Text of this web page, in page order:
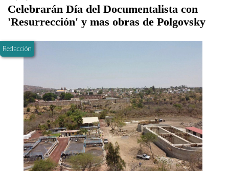
Celebrarán Día del Documentalista con
'Resurrección' y mas obras de Polgovsky
Redacción